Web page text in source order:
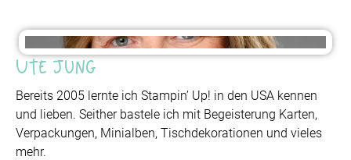
Ute Jung
Bereits 2005 lernte ich Stampin’ Up! in den USA kennen
und lieben. Seither bastele ich mit Begeisterung Karten,
Verpackungen, Minialben, Tischdekorationen und vieles
mehr.